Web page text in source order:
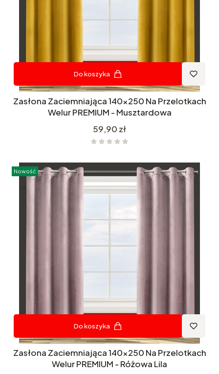
Do koszyka
Zasłona Zaciemniająca 140x250 Na Przelotkach
Welur PREMIUM - Musztardowa
Cena
59,90 zł
Nowość
Do koszyka
Zasłona Zaciemniająca 140x250 Na Przelotkach
Welur PREMIUM - Różowa Lila